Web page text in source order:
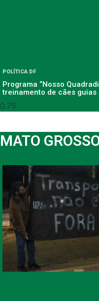
POLÍTICA DF
Programa “Nosso
treinamento de cães guias
MATO